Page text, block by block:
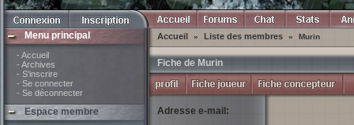
Menu principal
- Accueil
- Archives
- S'inscrire
- Se connecter
- Se déconnecter
Espace membre
Accueil » Liste des membres » Murin
Fiche de Murin
Adresse e-mail: